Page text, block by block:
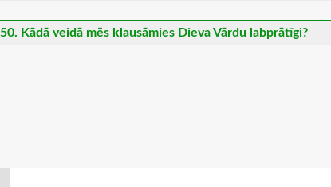
50. Kādā veidā mēs klausāmies Dieva Vārdu labprātīgi?